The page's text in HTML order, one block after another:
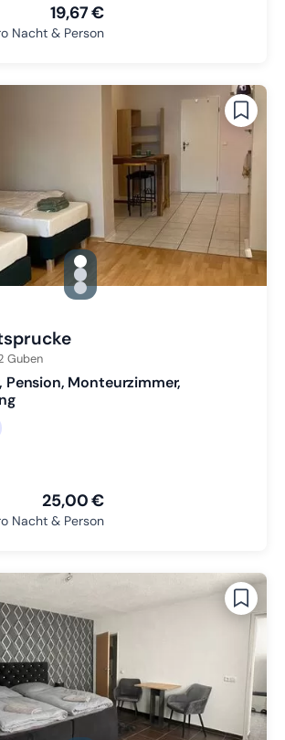
19,67 €
Nacht & Person
gallery.slide_selector
Zu Slide 1 wechseln
Zu Slide 2 wechseln
Zu Slide 3 wechseln
Guben
Pension, Monteurzimmer,
25,00 €
Nacht & Person